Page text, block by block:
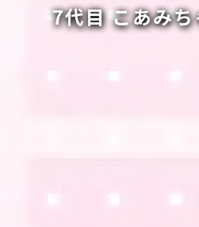
7代目 こあみ